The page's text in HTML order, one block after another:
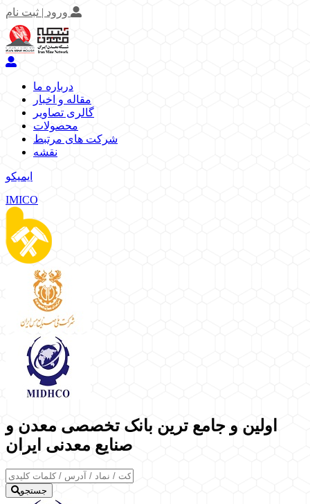
ورود | ثبت نام
درباره ما
مقاله و اخبار
گالری تصاویر
محصولات
شرکت های مرتبط
نقشه
ایمیکو
IMICO
اولین و جامع ترین بانک تخصصی معدن و
صنایع معدنی ایران
جستجو